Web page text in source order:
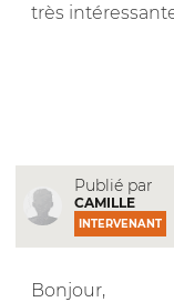
très
Publié par
CAMILLE
INTERVENANT
Bonjour,